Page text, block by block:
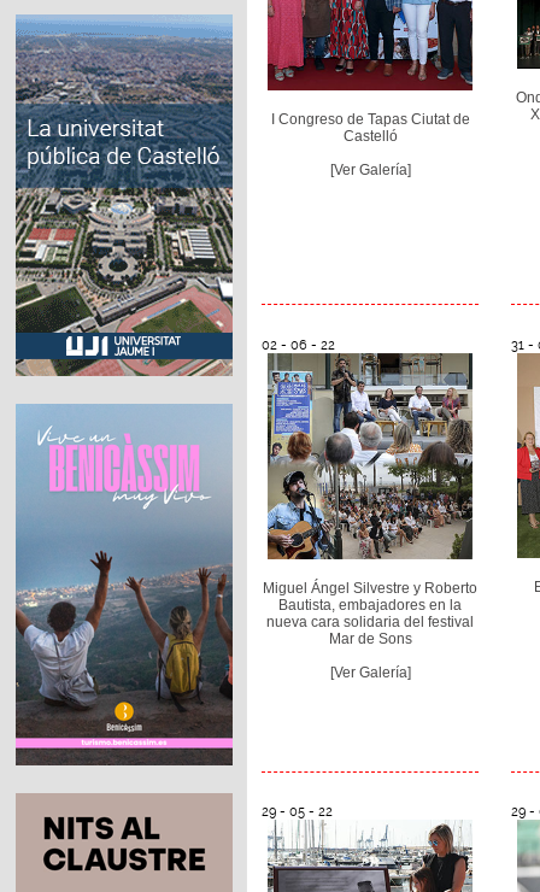
I Congreso de Tapas Ciutat de
Castelló
[Ver Galería]
02 - 06 - 22
Miguel Ángel Silvestre y Roberto
Bautista, embajadores en la
nueva cara solidaria del festival
Mar de Sons
[Ver Galería]
31 -
29 - 05 - 22 29 -